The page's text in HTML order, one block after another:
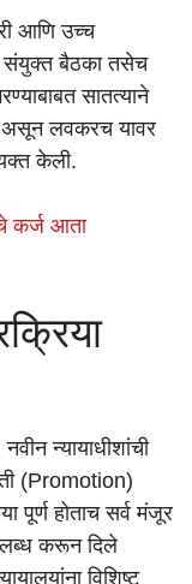
आणि उच्च
संयुक्त बैठका तसेच
सातत्याने
असून लवकरच यावर
केली.
कर्ज आता
न्यायाधीशांची
(Promotion)
पूर्ण होताच सर्व मंजूर
करून दिले
विशिष्ट